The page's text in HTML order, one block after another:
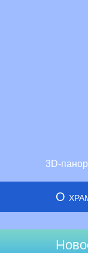
3D-
О